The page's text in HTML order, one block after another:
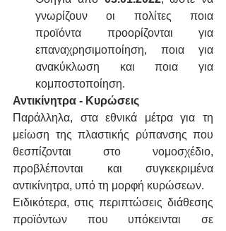
γνωρίζουν οι πολίτες ποια
προϊόντα προορίζονται για
επαναχρησιμοποίηση, ποια για
ανακύκλωση και ποια για
κομποστοποίηση.
Αντικίνητρα - Κυρώσεις
Παράλληλα, στα εθνικά μέτρα για τη
μείωση της πλαστικής ρύπανσης που
θεσπίζονται στο νομοσχέδιο,
προβλέπονται και συγκεκριμένα
αντικίνητρα, υπό τη μορφή κυρώσεων.
Ειδικότερα, στις περιπτώσεις διάθεσης
προϊόντων που υπόκεινται σε